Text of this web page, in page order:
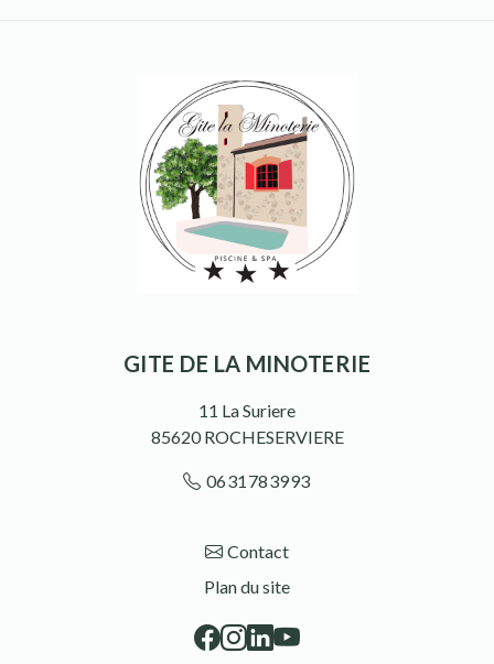
GITE DE LA MINOTERIE
11 La Suriere
85620 ROCHESERVIERE
0631783993
Contact
Plan du site